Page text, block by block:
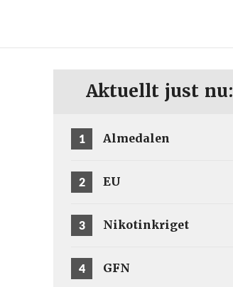
Aktuellt just nu:
1 Almedalen
2 EU
3 Nikotinkriget
4 GFN